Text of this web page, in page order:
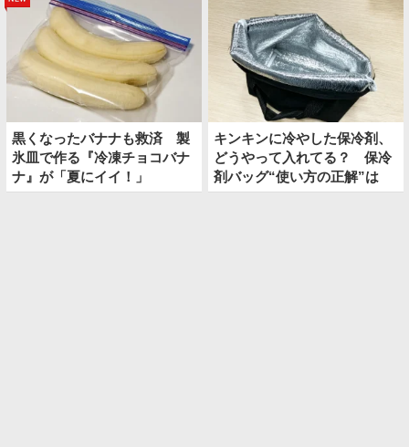
黒くなったバナナも救済 製
氷皿で作る『冷凍チョコバナ
ナ』が「夏にイイ！」
キンキンに冷やした保冷剤、
どうやって入れてる？ 保冷
剤バッグ“使い方の正解”は